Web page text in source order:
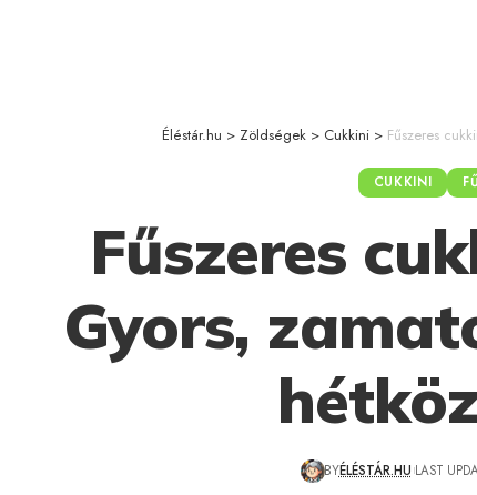
Éléstár.hu > Zöldségek > Cukkini > Fűszeres
CUKKINI
Fűszeres
Gyors,
BYÉLÉSTÁR.HU LAST